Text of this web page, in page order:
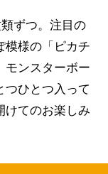
ずつ。注目の
模様の「ピカチ
モンスターボー
つひとつ入って
けてのお楽しみ